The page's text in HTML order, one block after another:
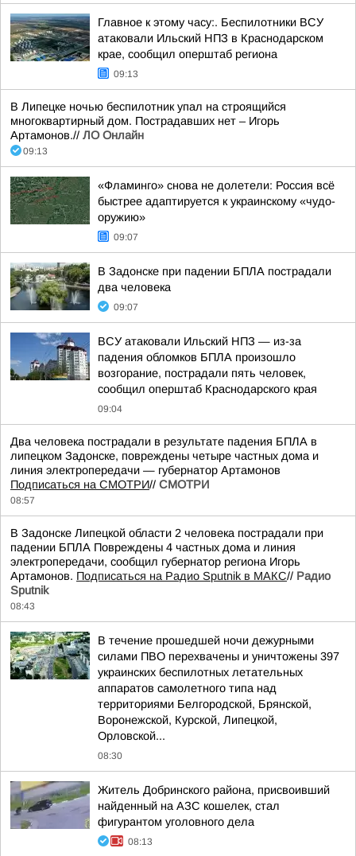
Главное к этому часу:. Беспилотники ВСУ
атаковали Ильский НПЗ в Краснодарском
крае, сообщил оперштаб региона
09:13
В Липецке ночью беспилотник упал на строящийся
многоквартирный дом. Пострадавших нет – Игорь
Артамонов.// ЛО Онлайн
09:13
«Фламинго» снова не долетели: Россия всё
быстрее адаптируется к украинскому «чудо-
оружию»
09:07
В Задонске при падении БПЛА пострадали
два человека
09:07
ВСУ атаковали Ильский НПЗ — из-за
падения обломков БПЛА произошло
возгорание, пострадали пять человек,
сообщил оперштаб Краснодарского края
09:04
Два человека пострадали в результате падения БПЛА в
липецком Задонске, повреждены четыре частных дома и
линия электропередачи — губернатор Артамонов
Подписаться на СМОТРИ// СМОТРИ
08:57
В Задонске Липецкой области 2 человека пострадали при
падении БПЛА Повреждены 4 частных дома и линия
электропередачи, сообщил губернатор региона Игорь
Артамонов. Подписаться на Радио Sputnik в МАКС// Радио
Sputnik
08:43
В течение прошедшей ночи дежурными
силами ПВО перехвачены и уничтожены 397
украинских беспилотных летательных
аппаратов самолетного типа над
территориями Белгородской, Брянской,
Воронежской, Курской, Липецкой,
Орловской...
08:30
Житель Добринского района, присвоивший
найденный на АЗС кошелек, стал
фигурантом уголовного дела
08:13